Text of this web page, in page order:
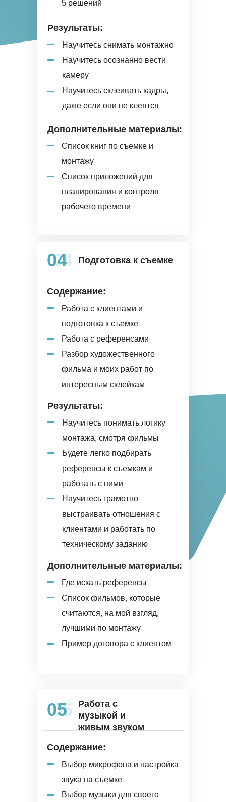
5 решений
Дополнительные материалы:
Список книг по съемке и
монтажу
Список приложений для
планирования и контроля
рабочего времени
Результаты:
Научитесь снимать монтажно
Научитесь осознанно вести
камеру
Научитесь склеивать кадры,
даже если они не клеятся
04
04 Подготовка к съемке
Содержание:
Работа с клиентами и
подготовка к съемке
Работа с референсами
Разбор художественного
фильма и моих работ по
интересным склейкам
Дополнительные материалы:
Где искать референсы
Список фильмов, которые
считаются, на мой взгляд,
лучшими по монтажу
Пример договора с клиентом
Результаты:
Научитесь понимать логику
монтажа, смотря фильмы
Будете легко подбирать
референсы к съемкам и
работать с ними
Научитесь грамотно
выстраивать отношения с
клиентами и работать по
техническому заданию
05
05
Работа с
музыкой и
живым звуком
Содержание:
Выбор микрофона и настройка
звука на съемке
Выбор музыки для своего